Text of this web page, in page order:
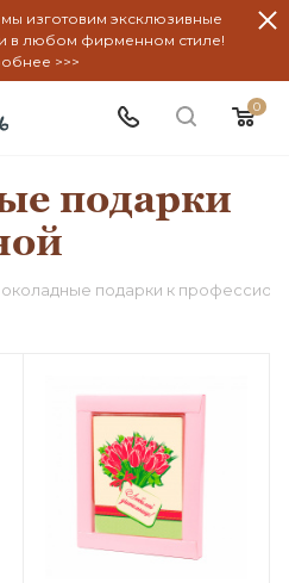
изготовим эксклюзивные
в любом фирменном стиле!
>>>
0
подарки
подарки к